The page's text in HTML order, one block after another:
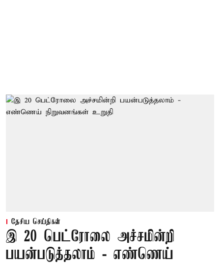
தேசிய செய்திகள்
இ 20 பெட்ரோலை அச்சமின்றி
பயன்படுத்தலாம் - எண்ணெய்